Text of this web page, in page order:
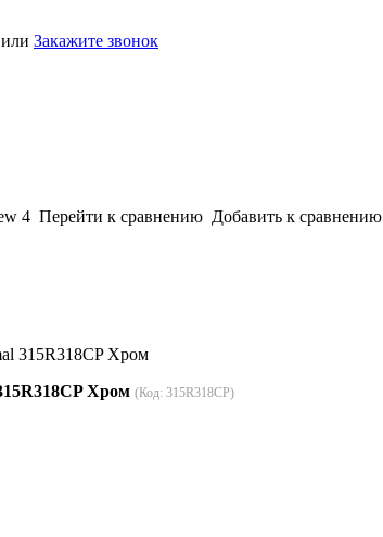
или Закажите звонок
4 Перейти к сравнению Добавить к сравнению
315R318CP Хром
Хром (Код: 315R318CP)